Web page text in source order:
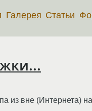
Галерея Статьи
из вне (Интернета)